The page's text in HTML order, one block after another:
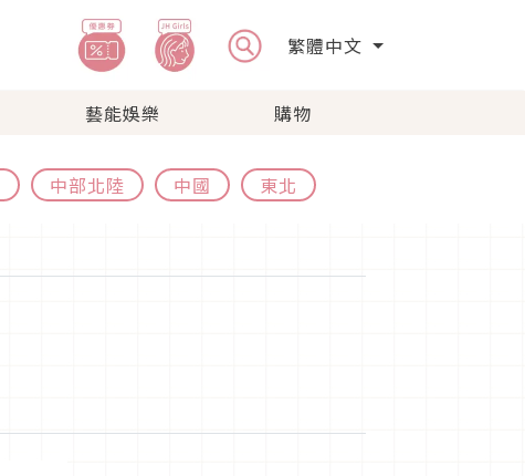
繁體中文
藝能娛樂 購物
中部北陸 中國 東北